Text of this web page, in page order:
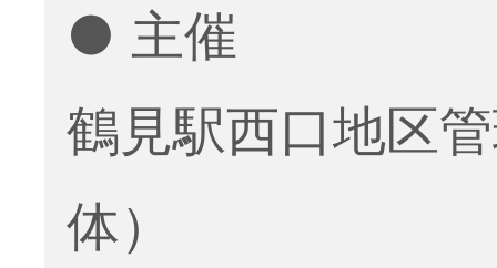
● 主催
鶴見駅西口地区
体）